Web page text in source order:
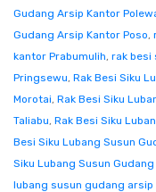
Gudang Arsip Kantor
Gudang Arsip Kantor Poso,
kantor Prabumulih, rak besi
Pringsewu, Rak Besi Siku
Morotai, Rak Besi Siku
Taliabu, Rak Besi Siku
Besi Siku Lubang Susun
Siku Lubang Susun
lubang susun gudang arsip